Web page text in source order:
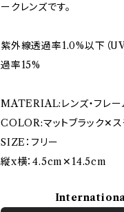
ークレンズです。
紫外線透過率1.0%以下（
過率15%
MATERIAL:レンズ・フレー
COLOR:マットブラック✕ス
SIZE：フリー
縦x横：4.5cm✕14.5cm